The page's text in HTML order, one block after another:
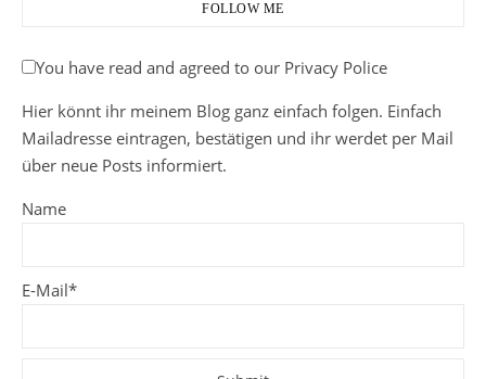
FOLLOW ME
You have read and agreed to our Privacy Police
Hier könnt ihr meinem Blog ganz einfach folgen. Einfach
Mailadresse eintragen, bestätigen und ihr werdet per Mail
über neue Posts informiert.
Name
E-Mail*